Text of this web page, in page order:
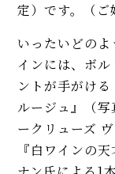
定）です。（ご
いったいどの
インには、ボ
ントが手がけ
ルージュ』（
ークリューズ
『白ワインの